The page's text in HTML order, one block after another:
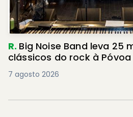
R. Big Noise Band leva 25
clássicos do rock à Póvoa
7 agosto 2026